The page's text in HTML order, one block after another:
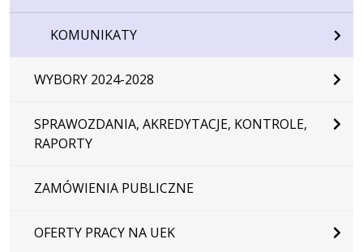
KOMUNIKATY
WYBORY 2024-2028
SPRAWOZDANIA, AKREDYTACJE, KONTROLE,
RAPORTY
ZAMÓWIENIA PUBLICZNE
OFERTY PRACY NA UEK